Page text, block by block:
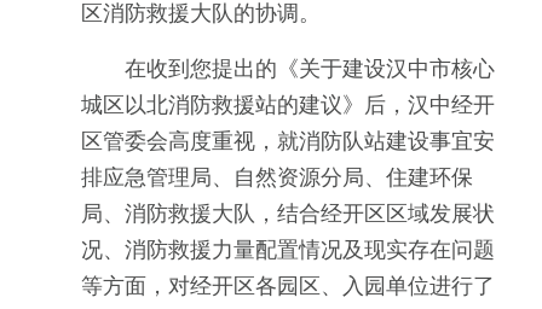
区消防救援大队的协调。
在收到您提出的《关于建设汉中市核心
城区以北消防救援站的建议》后，汉中经开
区管委会高度重视，就消防队站建设事宜安
排应急管理局、自然资源分局、住建环保
局、消防救援大队，结合经开区区域发展状
况、消防救援力量配置情况及现实存在问题
等方面，对经开区各园区、入园单位进行了